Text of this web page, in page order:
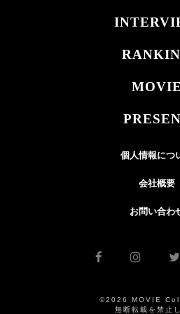
MOVIE
個人情報につ
会社概要
お問い合わ
©2026 MOVIE
無断転載を禁止